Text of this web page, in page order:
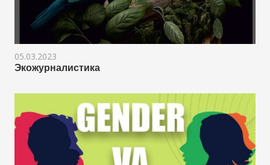
05.03.2023
Экожурналистика